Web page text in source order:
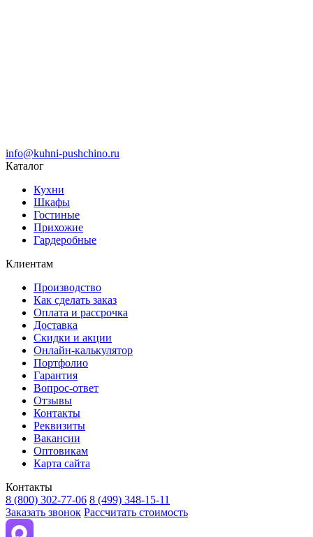
info@kuhni-pushchino.ru
Каталог
Кухни
Шкафы
Гостиные
Прихожие
Гардеробные
Клиентам
Производство
Как сделать заказ
Оплата и рассрочка
Доставка
Скидки и акции
Онлайн-калькулятор
Портфолио
Гарантия
Вопрос-ответ
Отзывы
Контакты
Реквизиты
Вакансии
Оптовикам
Карта сайта
Контакты
8 (800) 302-77-06 8 (499) 348-15-11
Заказать звонок Рассчитать стоимость